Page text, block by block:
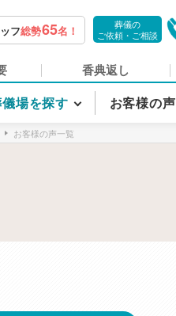
フ総勢65名！
葬儀の
ご依頼・ご相談
香典返し
場を探す お客様の声
お客様の声一覧